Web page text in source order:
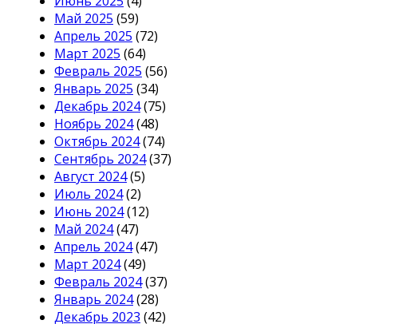
Май 2025 (59)
Апрель 2025 (72)
Март 2025 (64)
Февраль 2025 (56)
Январь 2025 (34)
Декабрь 2024(75)
Ноябрь 2024(48)
Октябрь 2024(74)
Сентябрь 2024(37)
Август 2024(5)
Июль 2024(2)
Июнь 2024(12)
Май 2024(47)
Апрель 2024(47)
Март 2024(49)
Февраль 2024(37)
Январь 2024(28)
Декабрь 2023 (42)